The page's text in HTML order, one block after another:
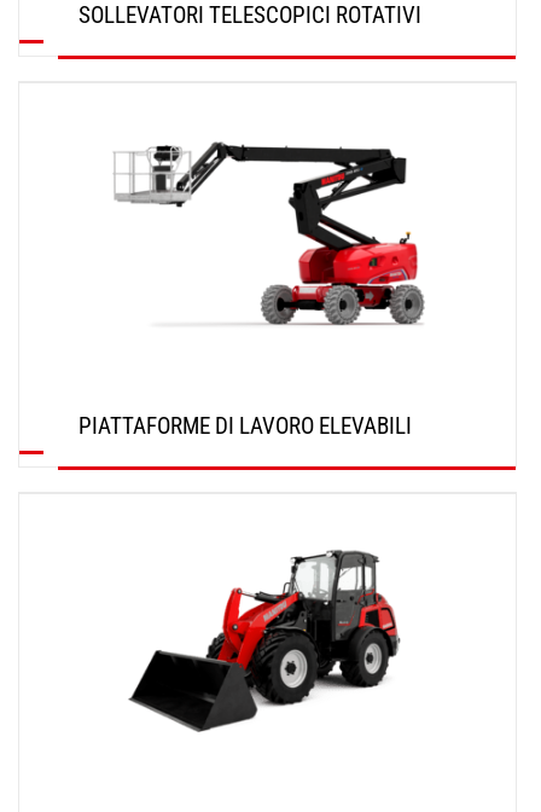
SOLLEVATORI TELESCOPICI ROTATIVI
PIATTAFORME DI LAVORO ELEVABILI